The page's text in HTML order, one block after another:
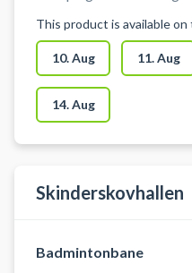
Der skal benyttes
som ikke sætter mærker.
mulighed f
This product is available
10. Aug 11. Aug
14. Aug
Skinderskovhallen
Badmintonbane